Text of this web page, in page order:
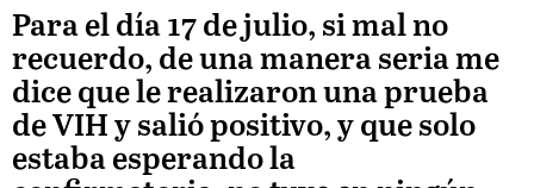
Para el día 17 de julio, si mal no
recuerdo, de una manera seria me
dice que le realizaron una prueba
de VIH y salió positivo, y que solo
estaba esperando la